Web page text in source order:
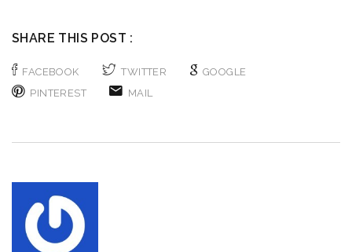
SHARE THIS POST :
FACEBOOK TWITTER
GOOGLE
PINTEREST
MAIL